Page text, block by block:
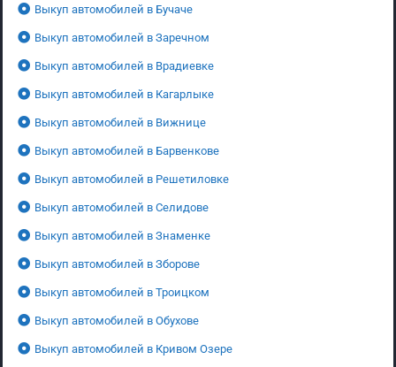
Выкуп автомобилей в Бучаче
Выкуп автомобилей в Заречном
Выкуп автомобилей в Врадиевке
Выкуп автомобилей в Кагарлыке
Выкуп автомобилей в Вижнице
Выкуп автомобилей в Барвенкове
Выкуп автомобилей в Решетиловке
Выкуп автомобилей в Селидове
Выкуп автомобилей в Знаменке
Выкуп автомобилей в Зборове
Выкуп автомобилей в Троицком
Выкуп автомобилей в Обухове
Выкуп автомобилей в Кривом Озере